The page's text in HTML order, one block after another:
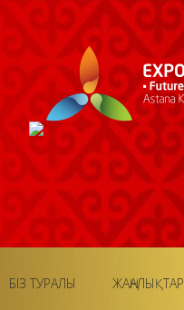
БІЗ ТУРАЛЫ ЖАҢАЛЫҚТАР